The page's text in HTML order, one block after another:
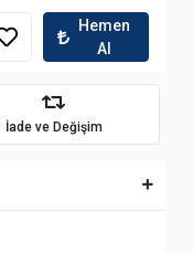
Hemen
Al
İade ve Değişim